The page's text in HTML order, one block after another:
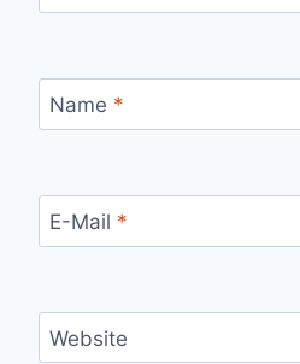
Name *
E-Mail *
Website